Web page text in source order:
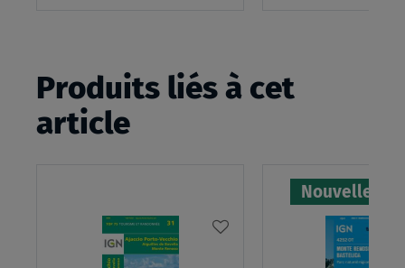
Produits liés à cet
article
Nouvelle